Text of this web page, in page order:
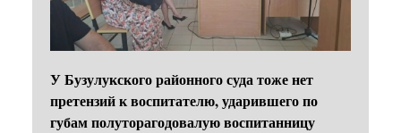
У Бузулукского районного суда тоже нет
претензий к воспитателю, ударившего по
губам полуторагодовалую воспитанницу